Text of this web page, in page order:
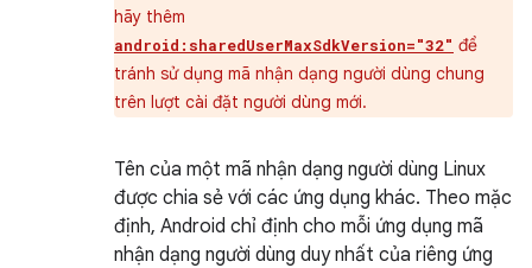
hãy thêm
android:sharedUserMaxSdkVersion="32" để
tránh sử dụng mã nhận dạng người dùng chung
trên lượt cài đặt người dùng mới.
Tên của một mã nhận dạng người dùng Linux
được chia sẻ với các ứng dụng khác. Theo mặc
định, Android chỉ định cho mỗi ứng dụng mã
nhận dạng người dùng duy nhất của riêng ứng